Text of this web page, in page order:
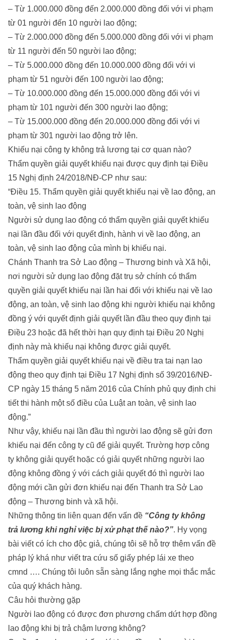
– Từ 1.000.000 đồng đến 2.000.000 đồng đối với vi phạm
từ 01 người đến 10 người lao động;
– Từ 2.000.000 đồng đến 5.000.000 đồng đối với vi phạm
từ 11 người đến 50 người lao động;
– Từ 5.000.000 đồng đến 10.000.000 đồng đối với vi
phạm từ 51 người đến 100 người lao động;
– Từ 10.000.000 đồng đến 15.000.000 đồng đối với vi
phạm từ 101 người đến 300 người lao động;
– Từ 15.000.000 đồng đến 20.000.000 đồng đối với vi
phạm từ 301 người lao động trở lên.
Khiếu nại công ty không trả lương tại cơ quan nào?
Thẩm quyền giải quyết khiếu nại được quy định tại Điều
15 Nghị định 24/2018/NĐ-CP như sau:
“Điều 15. Thẩm quyền giải quyết khiếu nại về lao động, an
toàn, vệ sinh lao động
Người sử dụng lao động có thẩm quyền giải quyết khiếu
nại lần đầu đối với quyết định, hành vi về lao động, an
toàn, vệ sinh lao động của mình bị khiếu nại.
Chánh Thanh tra Sở Lao động – Thương binh và Xã hội,
nơi người sử dụng lao động đặt trụ sở chính có thẩm
quyền giải quyết khiếu nại lần hai đối với khiếu nại về lao
động, an toàn, vệ sinh lao động khi người khiếu nại không
đồng ý với quyết định giải quyết lần đầu theo quy định tại
Điều 23 hoặc đã hết thời hạn quy định tại Điều 20 Nghị
định này mà khiếu nại không được giải quyết.
Thẩm quyền giải quyết khiếu nại về điều tra tai nạn lao
động theo quy định tại Điều 17 Nghị định số 39/2016/NĐ-
CP ngày 15 tháng 5 năm 2016 của Chính phủ quy định chi
tiết thi hành một số điều của Luật an toàn, vệ sinh lao
động.”
Như vậy, khiếu nại lần đầu thì người lao động sẽ gửi đơn
khiếu nại đến công ty cũ để giải quyết. Trường hợp công
ty không giải quyết hoặc có giải quyết những người lao
động không đồng ý với cách giải quyết đó thì người lao
động mới cần gửi đơn khiếu nại đến Thanh tra Sở Lao
động – Thương binh và xã hội.
Những thông tin liên quan đến vấn đề “Công ty không
trả lương khi nghỉ việc bị xử phạt thế nào?”. Hy vọng
bài viết có ích cho độc giả, chúng tôi sẽ hỗ trợ thêm vấn đề
pháp lý khá như viếttra cứu số giấy phép lái xe theo
cmnd …. Chúng tôi luôn sẵn sàng lắng nghe mọi thắc mắc
của quý khách hàng.
Câu hỏi thường gặp
Người lao động có được đơn phương chấm dứt hợp đồng
lao động khi bị trả chậm lương không?